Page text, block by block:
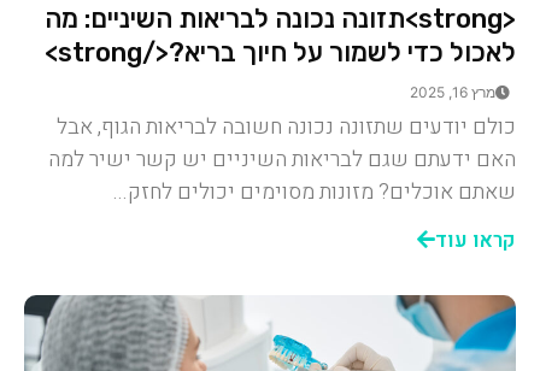
<strong>תזונה נכונה לבריאות השיניים: מה
לאכול כדי לשמור על חיוך בריא?</strong>
מרץ 16, 2025
כולם יודעים שתזונה נכונה חשובה לבריאות הגוף, אבל
האם ידעתם שגם לבריאות השיניים יש קשר ישיר למה
שאתם אוכלים? מזונות מסוימים יכולים לחזק...
קראו עוד